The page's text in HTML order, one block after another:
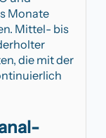
Monate
Mittel- bis
die mit der